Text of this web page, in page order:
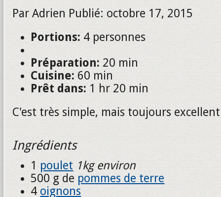
Par Adrien Publié: octobre 17, 2015
Portions: 4 personnes
Préparation: 20 min
Cuisine: 60 min
Prêt dans: 1 hr 20 min
C'est très simple, mais toujours
Ingrédients
1 poulet 1kg environ
500 g de pommes de terre
4 oignons